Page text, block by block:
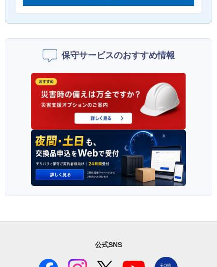
保守サービスのおすすめ情報
公式SNS